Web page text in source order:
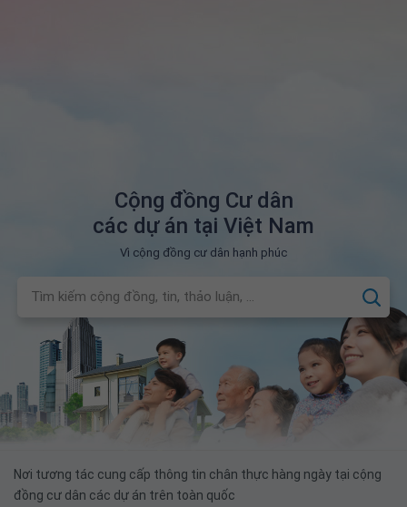
Cộng đồng Cư dân
các dự án tại Việt Nam
Vì cộng đồng cư dân hạnh phúc
Tìm kiếm cộng đồng, tin, thảo luận, ...
Nơi tương tác cung cấp thông tin chân thực hàng ngày tại cộng
đồng cư dân các dự án trên toàn quốc